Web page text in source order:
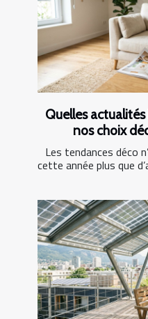
Quelles
nos choix
Les tendances déco
cette année plus que